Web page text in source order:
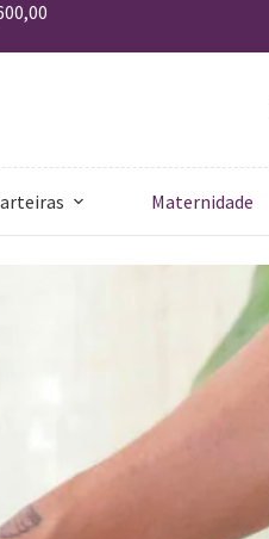
Maternidade